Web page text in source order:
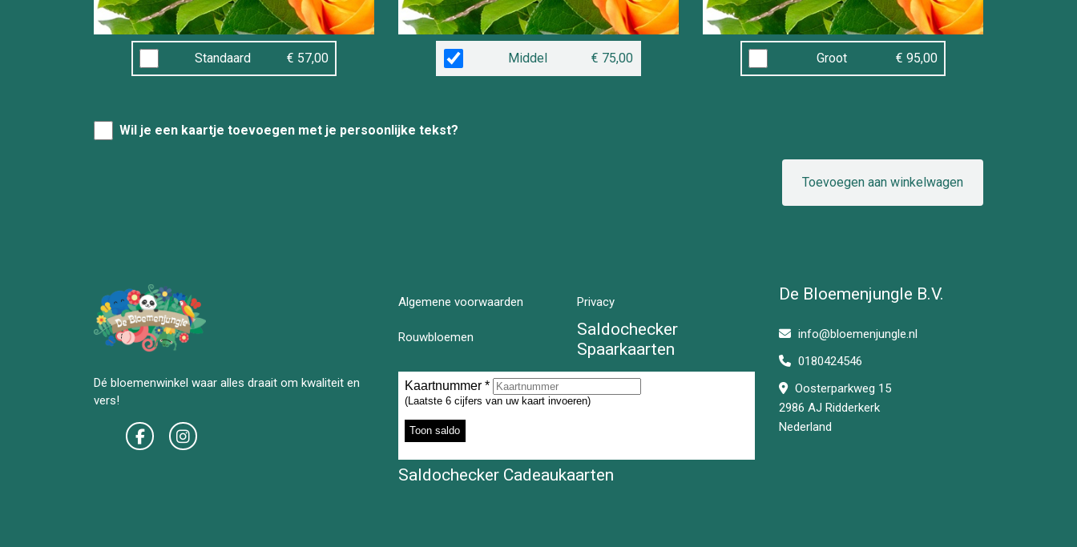
Standaard € 57,00 Middel € 75,00 Groot € 95,00
Wil je een kaartje toevoegen met je persoonlijke tekst?
Toevoegen aan winkelwagen
Dé bloemenwinkel waar alles draait om kwaliteit en
vers!
Algemene voorwaarden Privacy
Rouwbloemen
Saldochecker
Spaarkaarten
Saldochecker Cadeaukaarten
De Bloemenjungle B.V.
info@bloemenjungle.nl
0180424546
Oosterparkweg 15
2986 AJ Ridderkerk
Nederland